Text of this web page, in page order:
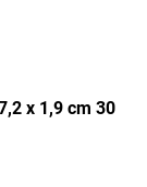
x 1,9 cm 30